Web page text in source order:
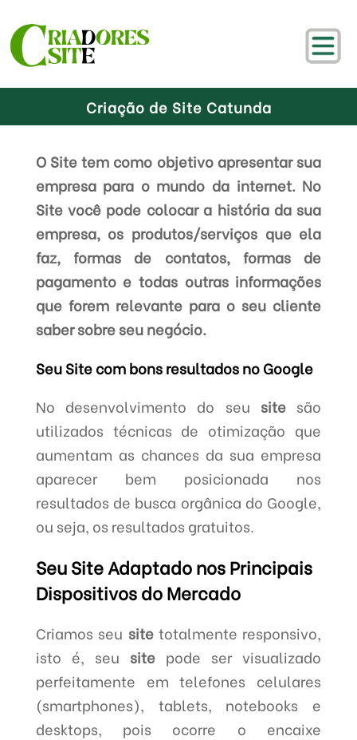
Criação de Site Catunda
O Site tem como objetivo apresentar sua
empresa para o mundo da internet. No
Site você pode colocar a história da sua
empresa, os produtos/serviços que ela
faz, formas de contatos, formas de
pagamento e todas outras informações
que forem relevante para o seu cliente
saber sobre seu negócio.
Seu Site com bons resultados no Google
No desenvolvimento do seu sitesão
utilizados técnicas de otimização que
aumentam as chances da sua empresa
aparecer bem posicionada nos
resultados de busca orgânica do Google,
ou seja, os resultados gratuitos.
Seu Site Adaptado nos Principais
Dispositivos do Mercado
Criamos seu sitetotalmente responsivo,
isto é, seu site pode ser visualizado
perfeitamente em telefones celulares
(smartphones), tablets, notebooks e
desktops, pois ocorre o encaixe